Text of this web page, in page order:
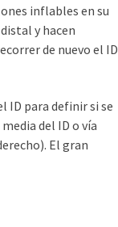
inflables en su
y hacen
de nuevo el ID
ID para definir si se
del ID o vía
El gran